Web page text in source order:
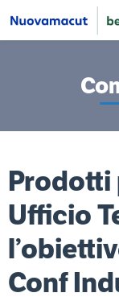
Prodotti
Ufficio
Conf